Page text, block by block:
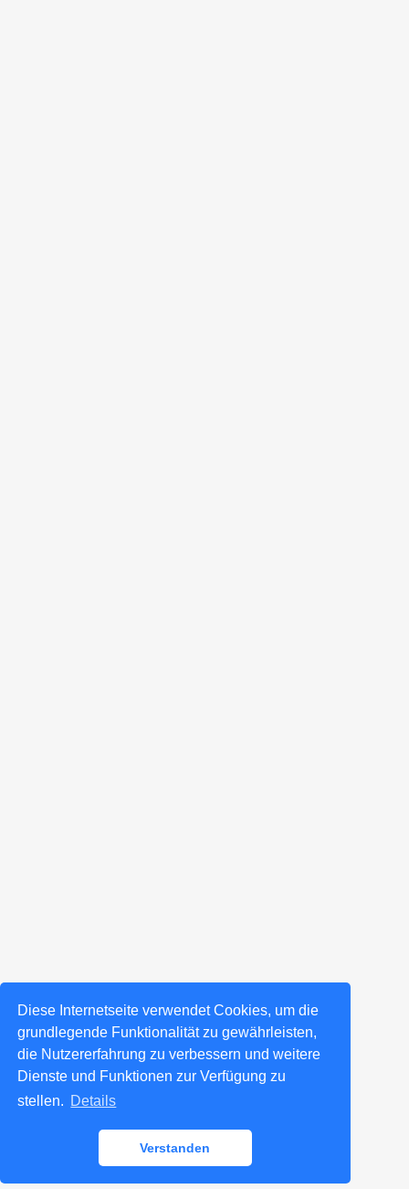
Diese Internetseite verwendet Cookies, um die
grundlegende Funktionalität zu gewährleisten,
die Nutzererfahrung zu verbessern und weitere
Dienste und Funktionen zur Verfügung zu
stellen. Details
Verstanden